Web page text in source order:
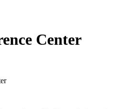
Center